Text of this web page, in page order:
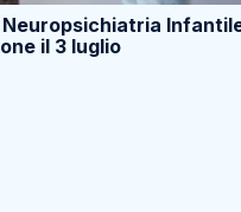
il 3 luglio